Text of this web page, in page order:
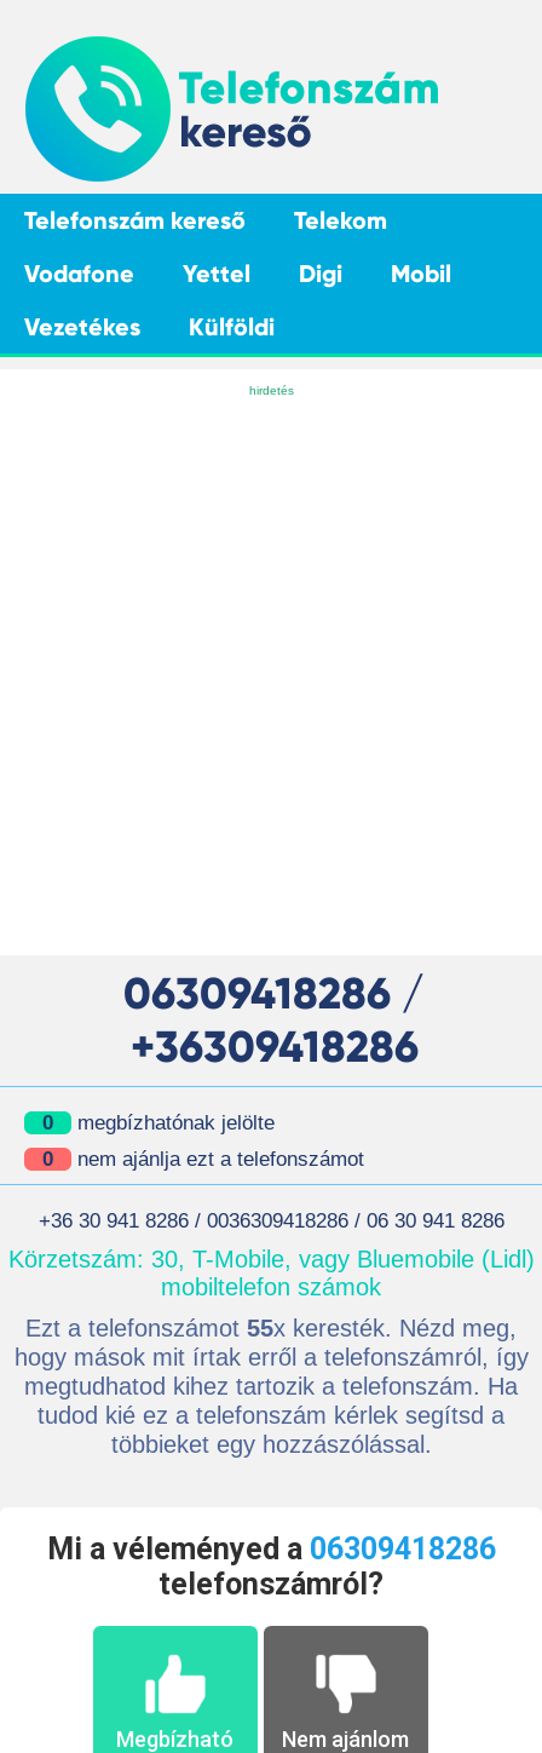
Telefonszám kereső
Telekom
Vodafone
Yettel Digi
Mobil
Vezetékes
Külföldi
06309418286 /
+36309418286
0
megbízhatónak jelölte
0
nem ajánlja ezt a telefonszámot
+36 30 941 8286 / 0036309418286 / 06 30 941 8286
Körzetszám: 30, T-Mobile, vagy Bluemobile (Lidl)
mobiltelefon számok
Ezt a telefonszámot 55x keresték. Nézd meg,
hogy mások mit írtak erről a telefonszámról, így
megtudhatod kihez tartozik a telefonszám. Ha
tudod kié ez a telefonszám kérlek segítsd a
többieket egy hozzászólással.
Mi a véleményed a 06309418286
telefonszámról?
Megbízható Nem ajánlom